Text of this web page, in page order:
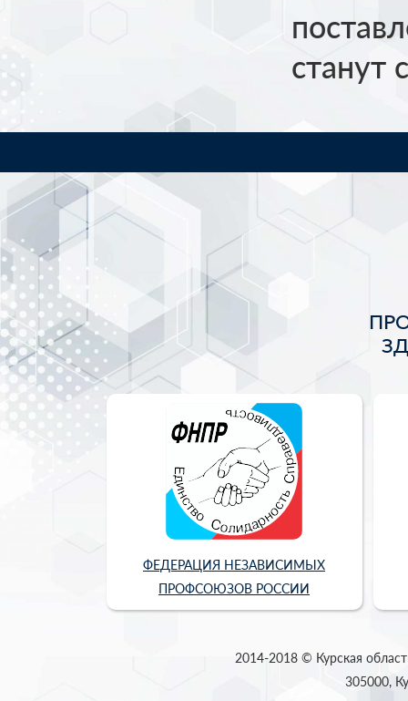
станут
ФЕДЕРАЦИЯ НЕЗАВИСИМЫХ
ПРОФСОЮЗОВ РОССИИ
2014-2018 © Курская
305000,